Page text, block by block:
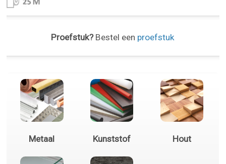
Proefstuk?Bestel een proefstuk
Metaal Kunststof Hout